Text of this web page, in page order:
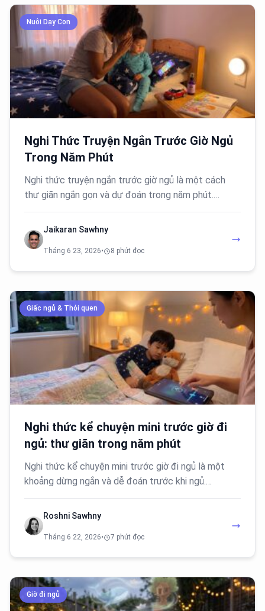
Nuôi Dạy Con
Nghi Thức Truyện Ngắn Trước Giờ Ngủ
Trong Năm Phút
Nghi thức truyện ngắn trước giờ ngủ là một cách
thư giãn ngắn gọn và dự đoán trong năm phút.…
Jaikaran Sawhny
Tháng 6 23, 2026• 8 phút đọc
Giấc ngủ & Thói quen
Nghi thức kể chuyện mini trước giờ đi
ngủ: thư giãn trong năm phút
Nghi thức kể chuyện mini trước giờ đi ngủ là một
khoảng dừng ngắn và dễ đoán trước khi ngủ.…
Roshni Sawhny
Tháng 6 22, 2026• 7 phút đọc
Giờ đi ngủ